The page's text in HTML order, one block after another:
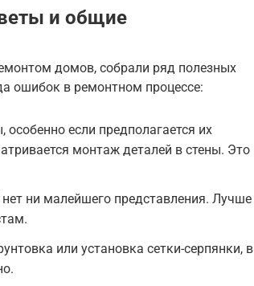
и общие
домов, собрали ряд полезных
ошибок в ремонтном процессе:
если предполагается их
монтаж деталей в стены. Это
ни малейшего представления. Лучше
или установка сетки-серпянки, в